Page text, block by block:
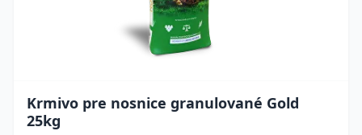
Krmivo pre nosnice granulované Gold
25kg